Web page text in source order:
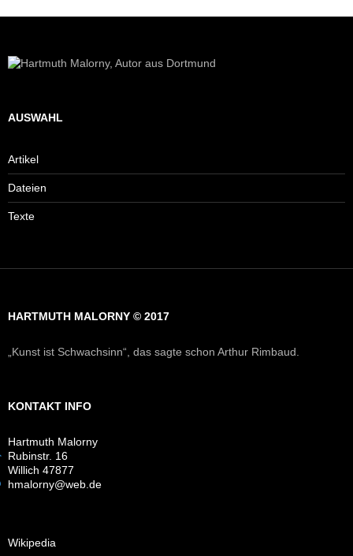
AUSWAHL
Artikel
Dateien
Texte
HARTMUTH MALORNY © 2017
„Kunst ist Schwachsinn“, das sagte schon Arthur Rimbaud.
KONTAKT INFO
Hartmuth Malorny
Rubinstr. 16
Willich 47877
hmalorny@web.de
Wikipedia